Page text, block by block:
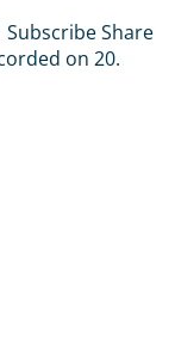
Subscribe Share
on 20.